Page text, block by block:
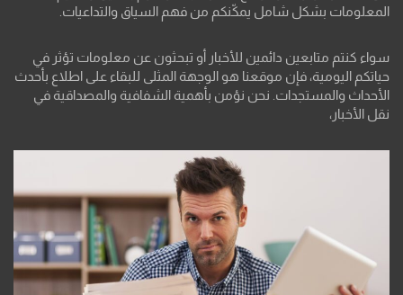
المعلومات بشكل شامل يمكّنكم من فهم السياق والتداعيات.
سواء كنتم متابعين دائمين للأخبار أو تبحثون عن معلومات تؤثر في
حياتكم اليومية، فإن موقعنا هو الوجهة المثلى للبقاء على اطلاع بأحدث
الأحداث والمستجدات. نحن نؤمن بأهمية الشفافية والمصداقية في
نقل الأخبار،